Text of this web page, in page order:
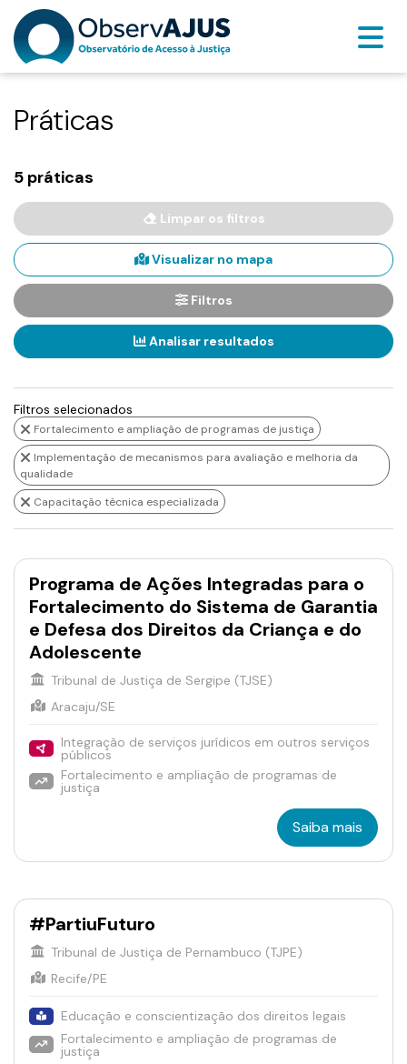
Práticas
5 práticas
Limpar os filtros
Visualizar no mapa
Filtros
Analisar resultados
Filtros selecionados
Fortalecimento e ampliação de programas de justiça
Implementação de mecanismos para avaliação e melhoria da
qualidade
Capacitação técnica especializada
Programa de Ações Integradas para o
Fortalecimento do Sistema de Garantia
e Defesa dos Direitos da Criança e do
Adolescente
Tribunal de Justiça de Sergipe (TJSE)
Aracaju/SE
Integração de serviços jurídicos em outros serviços
públicos
Fortalecimento e ampliação de programas de
justiça
Saiba mais
#PartiuFuturo
Tribunal de Justiça de Pernambuco (TJPE)
Recife/PE
Educação e conscientização dos direitos legais
Fortalecimento e ampliação de programas de
justiça